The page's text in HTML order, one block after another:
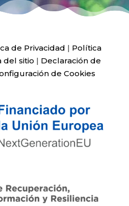
de Privacidad | Política
del sitio | Declaración de
de Cookies